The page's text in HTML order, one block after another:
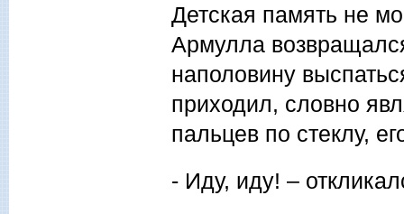
Детская память не
Армулла
наполовину
приходил, словно
пальцев по стеклу,
- Иду, иду! –